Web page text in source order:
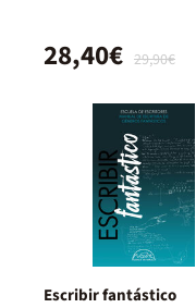
29,90€
28,40€
Escribir fantástico